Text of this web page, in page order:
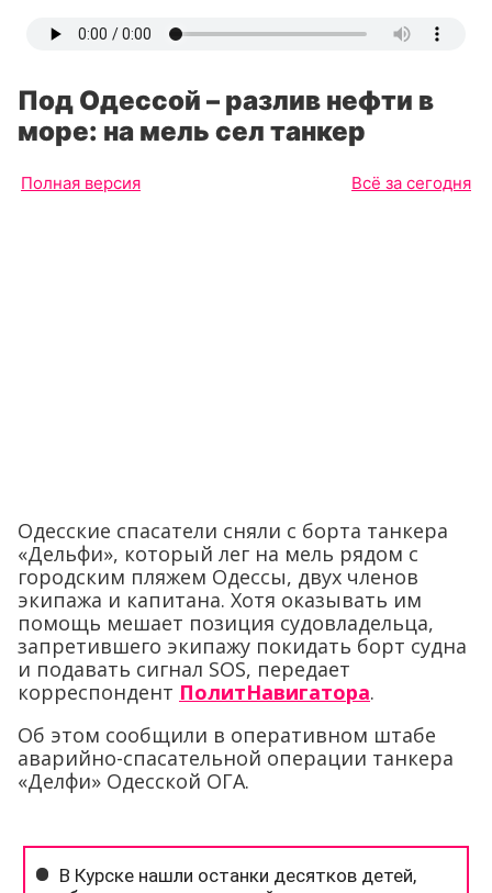
Под Одессой – разлив нефти в
море: на мель сел танкер
Полная версия Всё за сегодня
Одесские спасатели сняли с борта танкера
«Дельфи», который лег на мель рядом с
городским пляжем Одессы, двух членов
экипажа и капитана. Хотя оказывать им
помощь мешает позиция судовладельца,
запретившего экипажу покидать борт судна
и подавать сигнал SOS, передает
корреспондент ПолитНавигатора.
Об этом сообщили в оперативном штабе
аварийно-спасательной операции танкера
«Делфи» Одесской ОГА.